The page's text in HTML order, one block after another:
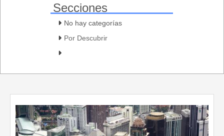
Secciones
No hay categorías
Por Descubrir